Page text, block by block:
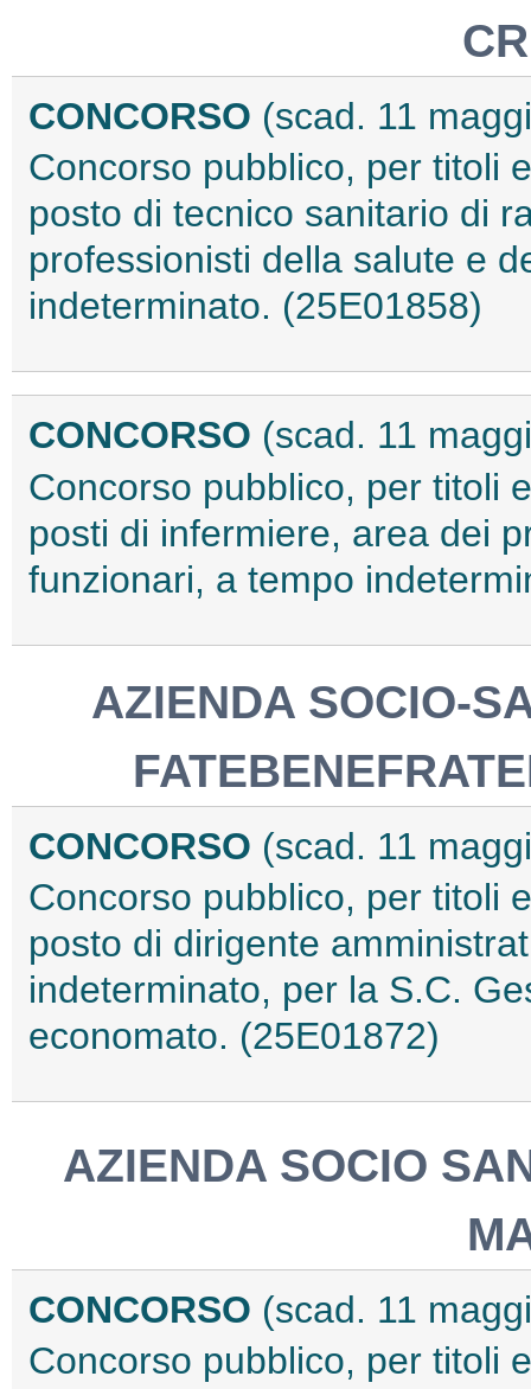
CONCORSO (scad. 11
Concorso pubblico, per titoli
posto di tecnico sanitario di
professionisti della salute e
indeterminato. (25E01858)
CONCORSO (scad. 11
Concorso pubblico, per titoli
posti di infermiere, area dei
funzionari, a tempo
AZIENDA SOCIO-
CONCORSO (scad. 11
Concorso pubblico, per titoli
posto di dirigente
indeterminato, per la S.C.
economato. (25E01872)
AZIENDA SOCIO
CONCORSO (scad. 11
Concorso pubblico, per titoli